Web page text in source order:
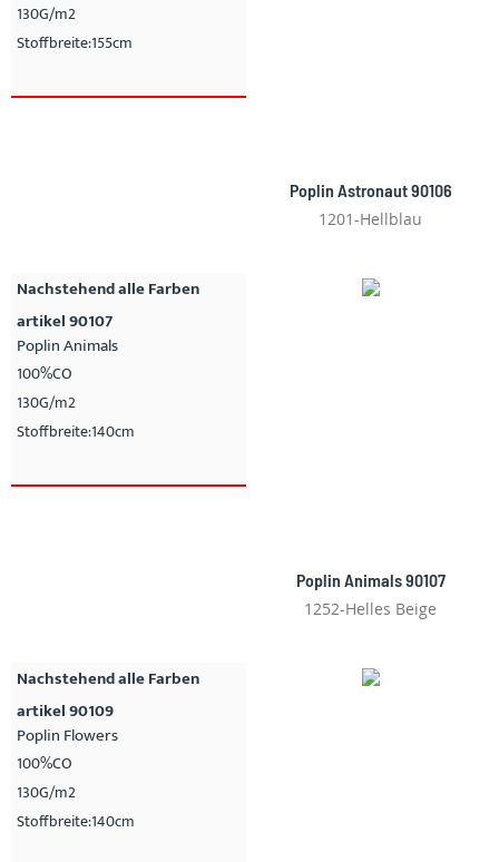
130G/m2
Stoffbreite:155cm
Poplin Astronaut 90106
1201-Hellblau
Nachstehend alle Farben
artikel 90107
Poplin Animals
100%CO
130G/m2
Stoffbreite:140cm
Poplin Animals 90107
1252-Helles Beige
Nachstehend alle Farben
artikel 90109
Poplin Flowers
100%CO
130G/m2
Stoffbreite:140cm